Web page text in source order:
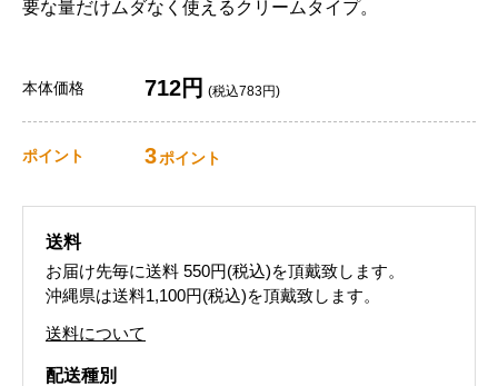
要な量だけムダなく使えるクリームタイプ。
本体価格 712円 (税込783円)
ポイント 3ポイント
送料
お届け先毎に送料 550円(税込)を頂戴致します。
沖縄県は送料1,100円(税込)を頂戴致します。
送料について
配送種別